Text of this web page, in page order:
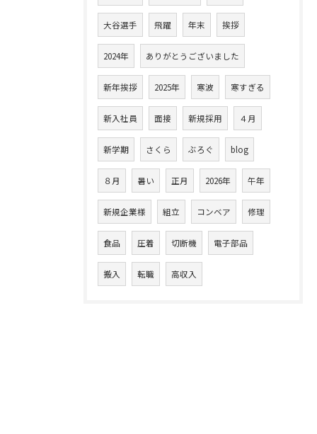
大谷選手 飛躍 年末 挨拶
2024年 ありがとうございました
新年挨拶 2025年 寒波 寒すぎる
新入社員 面接 新規採用 ４月
新学期 さくら ぶろぐ blog
８月 暑い 正月 2026年 午年
新規企業様 組立 コンベア 修理
食品 圧着 切断機 電子部品
搬入 転職 高収入